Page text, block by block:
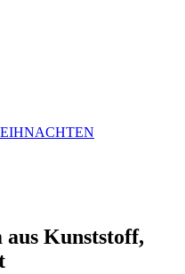
aus Kunststoff,